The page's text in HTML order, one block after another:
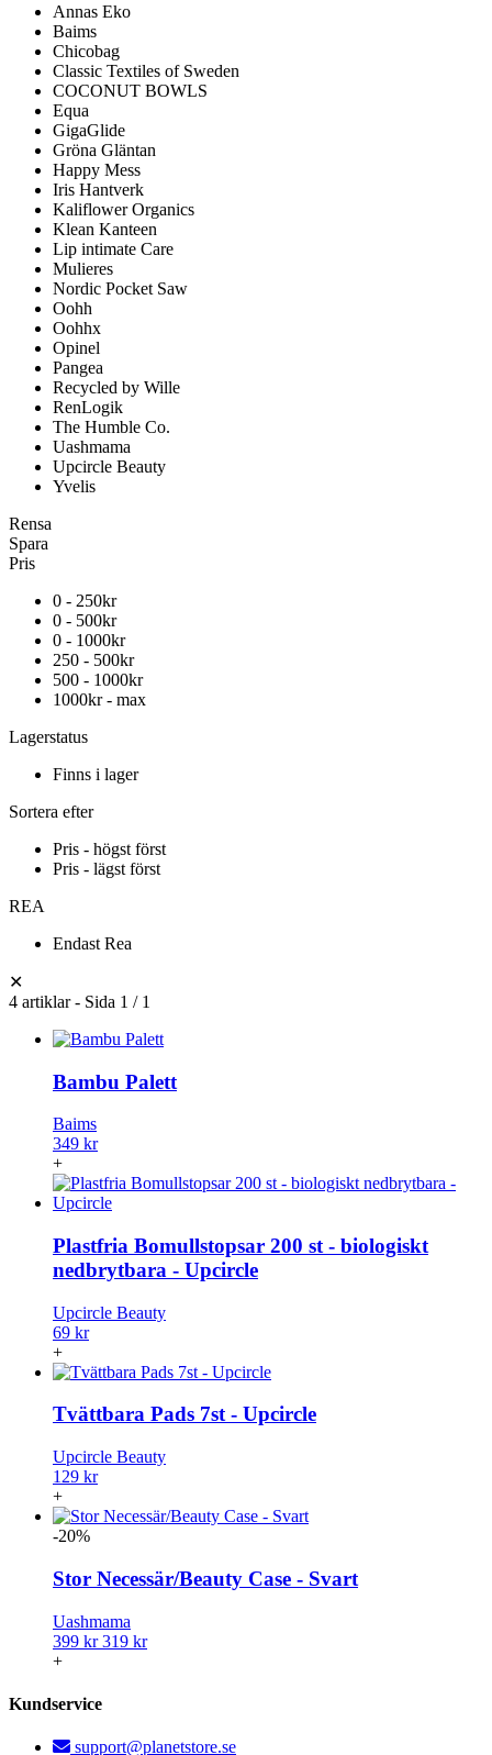
Annas Eko
Baims
Chicobag
Classic Textiles of Sweden
COCONUT BOWLS
Equa
GigaGlide
Gröna Gläntan
Happy Mess
Iris Hantverk
Kaliflower Organics
Klean Kanteen
Lip intimate Care
Mulieres
Nordic Pocket Saw
Oohh
Oohhx
Opinel
Pangea
Recycled by Wille
RenLogik
The Humble Co.
Uashmama
Upcircle Beauty
Yvelis
Rensa
Spara
Pris
0 - 250kr
0 - 500kr
0 - 1000kr
250 - 500kr
500 - 1000kr
1000kr - max
Lagerstatus
Finns i lager
Sortera efter
Pris - högst först
Pris - lägst först
REA
Endast Rea
✕
4 artiklar - Sida 1 / 1
Bambu Palett
Baims
349 kr
+
Plastfria Bomullstopsar 200 st - biologiskt
nedbrytbara - Upcircle
Upcircle Beauty
69 kr
+
Tvättbara Pads 7st - Upcircle
Upcircle Beauty
129 kr
+
-20%
Stor Necessär/Beauty Case - Svart
Uashmama
399 kr319 kr
+
Kundservice
support@planetstore.se